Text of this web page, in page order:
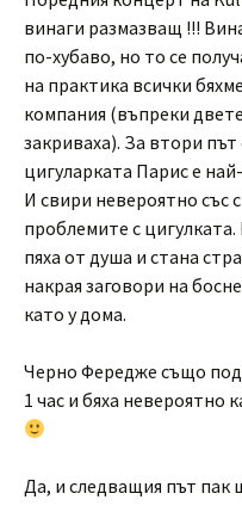
винаги размазващ !!!
по-хубаво, но то се
на практика всички
компания (въпреки
закриваха). За втори
цигуларката Парис е
И свири невероятно със
проблемите с
пяха от душа и стана
накрая заговори на
като у дома.
Черно Фередже също
1 час и бяха
Да, и следващия път пак